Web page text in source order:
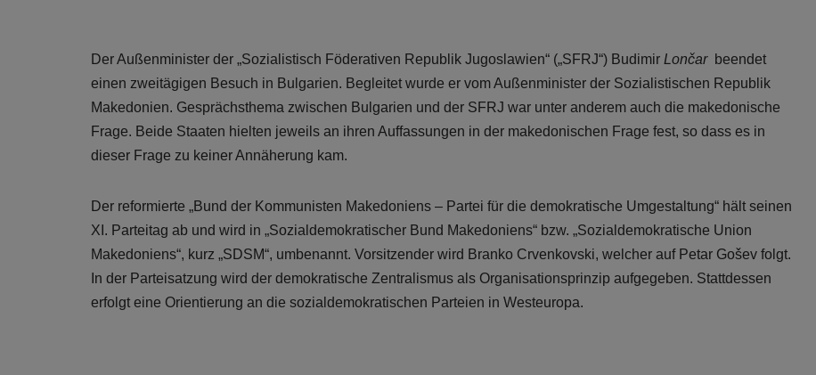
Der Außenminister der „Sozialistisch Föderativen Republik Jugoslawien“ („SFRJ“) Budimir Lončarbeendet
einen zweitägigen Besuch in Bulgarien. Begleitet wurde er vom Außenminister der Sozialistischen Republik
Makedonien. Gesprächsthema zwischen Bulgarien und der SFRJ war unter anderem auch die makedonische
Frage. Beide Staaten hielten jeweils an ihren Auffassungen in der makedonischen Frage fest, so dass es in
dieser Frage zu keiner Annäherung kam.
Der reformierte „Bund der Kommunisten Makedoniens – Partei für die demokratische Umgestaltung“ hält seinen
XI. Parteitag ab und wird in „Sozialdemokratischer Bund Makedoniens“ bzw. „Sozialdemokratische Union
Makedoniens“, kurz „SDSM“, umbenannt. Vorsitzender wird Branko Crvenkovski, welcher auf Petar Gošev folgt.
In der Parteisatzung wird der demokratische Zentralismus als Organisationsprinzip aufgegeben. Stattdessen
erfolgt eine Orientierung an die sozialdemokratischen Parteien in Westeuropa.